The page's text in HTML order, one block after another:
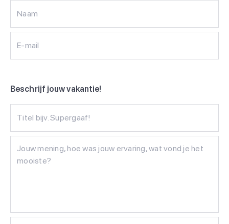
Naam
E-mail
Beschrijf jouw vakantie!
Titel bijv. Supergaaf!